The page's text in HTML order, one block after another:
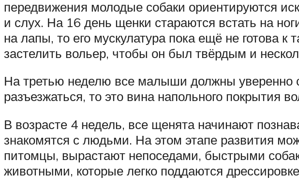
передвижения молодые собаки ориентируются
и слух. На 16 день щенки стараются встать на
на лапы, то его мускулатура пока ещё не готова к
застелить вольер, чтобы он был твёрдым и
На третью неделю все малыши должны уверенно
разъезжаться, то это вина напольного покрытия
В возрасте 4 недель, все щенята начинают
знакомятся с людьми. На этом этапе развития
питомцы, вырастают непоседами, быстрыми
животными, которые легко поддаются